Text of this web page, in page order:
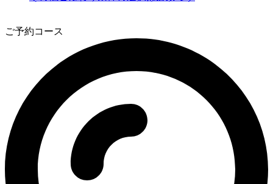
ご予約コース